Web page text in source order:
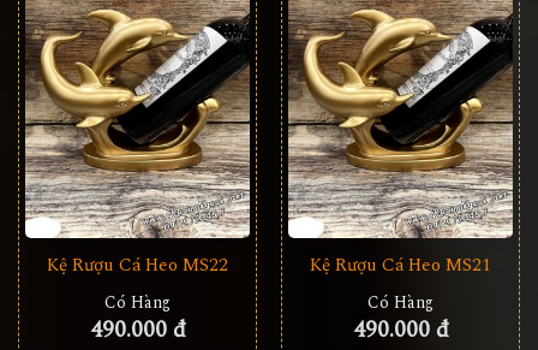
Kệ Rượu Cá Heo MS22
Có Hàng
490.000 đ
Kệ Rượu Cá Heo MS21
Có Hàng
490.000 đ